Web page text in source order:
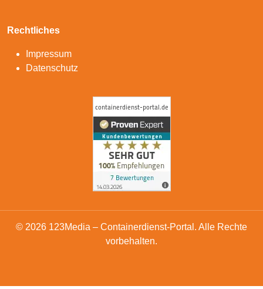
Rechtliches
Impressum
Datenschutz
© 2026 123Media – Containerdienst-Portal. Alle Rechte
vorbehalten.